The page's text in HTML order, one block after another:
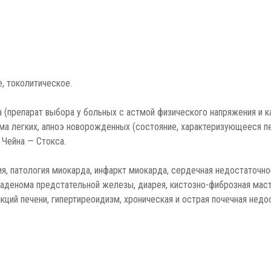
выбора у больных с астмой физического напряжения и
легких, апноэ новорожденных (состояние, характеризующееся
— Стокса.
патология миокарда, инфаркт миокарда, сердечная
предстательной железы, диарея, кистозно-фиброзная
печени, гипертиреоидизм, хроническая и острая почечная